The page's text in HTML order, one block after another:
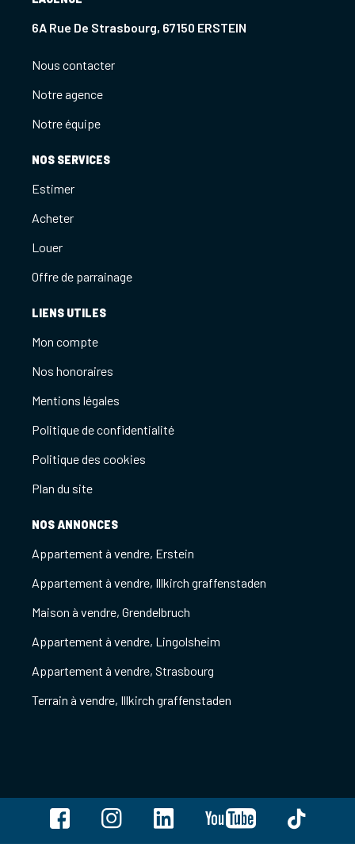
6A Rue De Strasbourg, 67150 ERSTEIN
Nous contacter
Notre agence
Notre équipe
NOS SERVICES
Estimer
Acheter
Louer
Offre de parrainage
LIENS UTILES
Mon compte
Nos honoraires
Mentions légales
Politique de confidentialité
Politique des cookies
Plan du site
NOS ANNONCES
Appartement à vendre, Erstein
Appartement à vendre, Illkirch graffenstaden
Maison à vendre, Grendelbruch
Appartement à vendre, Lingolsheim
Appartement à vendre, Strasbourg
Terrain à vendre, Illkirch graffenstaden